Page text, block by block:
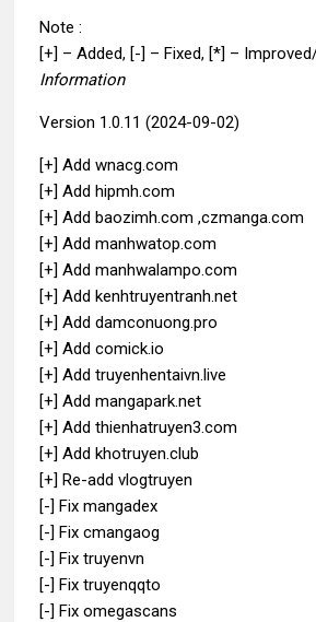
Note :
[+] – Added, [-] – Fixed, [*] –
Information
Version 1.0.11 (2024-09-02)
[+] Add wnacg.com
[+] Add hipmh.com
[+] Add baozimh.com ,czmanga.com
[+] Add manhwatop.com
[+] Add manhwalampo.com
[+] Add kenhtruyentranh.net
[+] Add damconuong.pro
[+] Add comick.io
[+] Add truyenhentaivn.live
[+] Add mangapark.net
[+] Add thienhatruyen3.com
[+] Add khotruyen.club
[+] Re-add vlogtruyen
[-] Fix mangadex
[-] Fix cmangaog
[-] Fix truyenvn
[-] Fix truyenqqto
[-] Fix omegascans